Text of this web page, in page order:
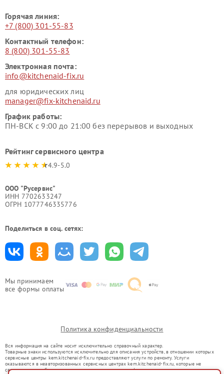
Мы принимаем
все формы оплаты
Горячая линия:
+7 (800) 301-55-83
Контактный телефон:
8 (800) 301-55-83
Электронная почта:
info@kitchenaid-fix.ru
для юридических лиц
manager@fix-kitchenaid.ru
График работы:
ПН-ВСК с 9:00 до 21:00 без перерывов и выходных
Рейтинг сервисного центра
4.9-5.0
ООО "Русервис"
ИНН 7702633247
ОГРН 1077746335776
Поделиться в соц. сетях:
Политика конфиденциальности
Вся информация на сайте носит исключительно справочный характер.
Товарные знаки используются исключительно для описания устройств, в отношении которых
сервисные центры kem.kitchenaid-fix.ru предоставляют услуги по ремонту. Услуги
оказываются в неавторизованных сервисных центрах kem.kitchenaid-fix.ru, которые не
связаны с правообладателями товарных знаков или их официальными представителями.